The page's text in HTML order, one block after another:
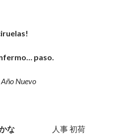
paso.
Nuevo
な 人事 初荷